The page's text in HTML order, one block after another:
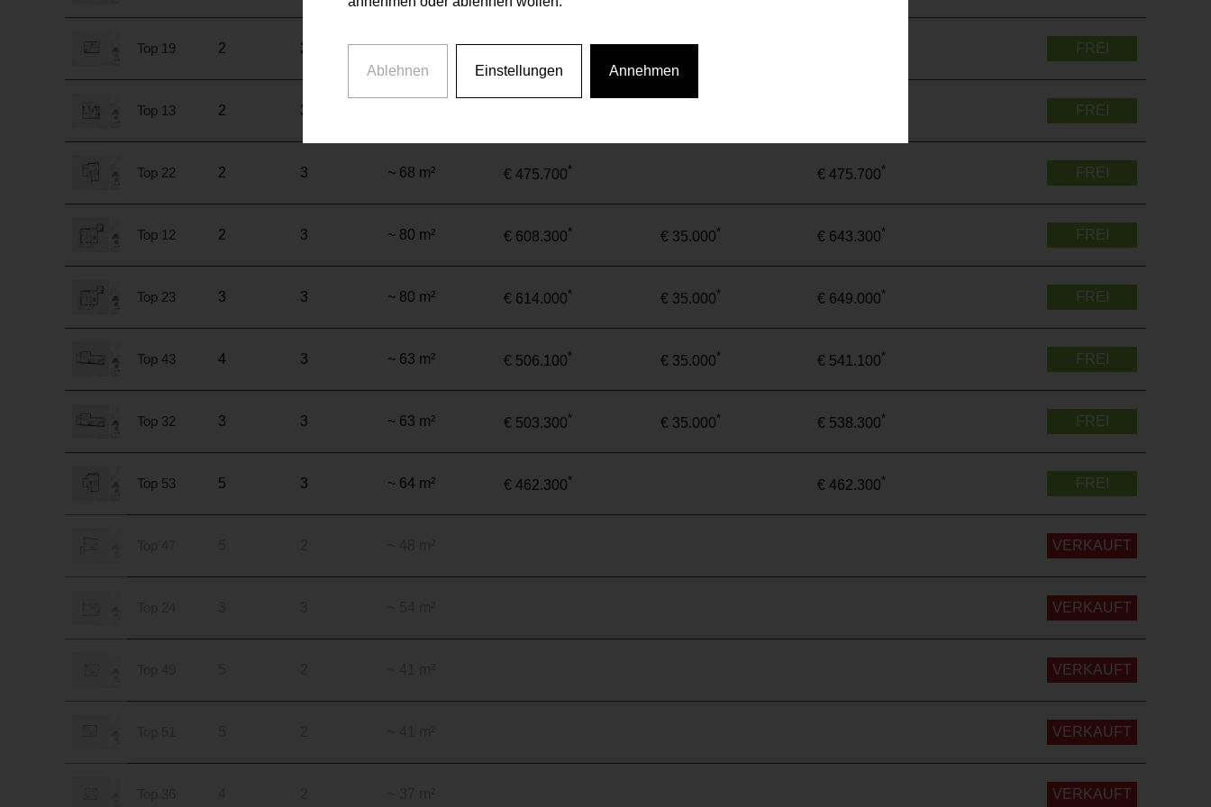
Top 19 2 2 ~ 40 m² € 288.800* FREI
Top 13 2 3 FREI
Top 22 2 3 ~ 68 m² € 475.700* € 475.700* FREI
Top 12 2 3 ~ 80 m² € 608.300* € 35.000* € 643.300* FREI
Top 23 3 3 ~ 80 m² € 614.000* € 35.000* € 649.000* FREI
Top 43 4 3 ~ 63 m² € 506.100* € 35.000* € 541.100* FREI
Top 32 3 3 ~ 63 m² € 503.300* € 35.000* € 538.300* FREI
Top 53 5 3 ~ 64 m² € 462.300* € 462.300* FREI
VERKAUFT
VERKAUFT
VERKAUFT
VERKAUFT
VERKAUFT
Ablehnen Einstellungen Annehmen